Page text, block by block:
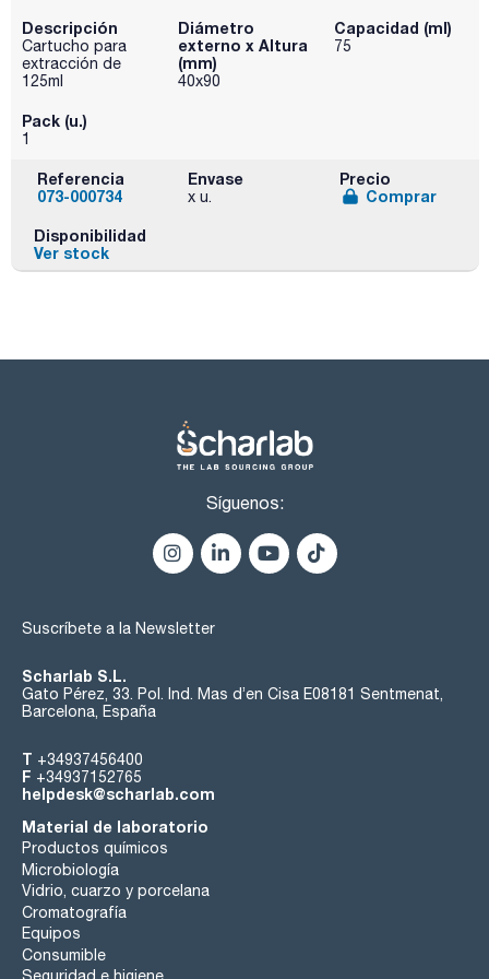
Descripción
Cartucho para
extracción de
125ml
Diámetro
externo x Altura
(mm)
40x90
Capacidad (ml)
75
Pack (u.)
1
Referencia
073-000734
Envase
x u.
Precio
Comprar
Disponibilidad
Ver stock
Síguenos:
Suscríbete a la Newsletter
Scharlab S.L.
Gato Pérez, 33. Pol. Ind. Mas d’en Cisa E08181 Sentmenat,
Barcelona, España
T +34937456400
F +34937152765
helpdesk@scharlab.com
Material de laboratorio
Productos químicos
Microbiología
Vidrio, cuarzo y porcelana
Cromatografía
Equipos
Consumible